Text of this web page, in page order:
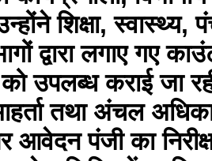
शिक्षा, स्वास्थ्य,
द्वारा लगाए गए
को उपलब्ध कराई जा
तथा अंचल
आवेदन पंजी का